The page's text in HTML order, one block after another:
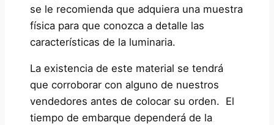
se le recomienda que adquiera una muestra
física para que conozca a detalle las
características de la luminaria.
La existencia de este material se tendrá
que corroborar con alguno de nuestros
vendedores antes de colocar su orden. El
tiempo de embarque dependerá de la